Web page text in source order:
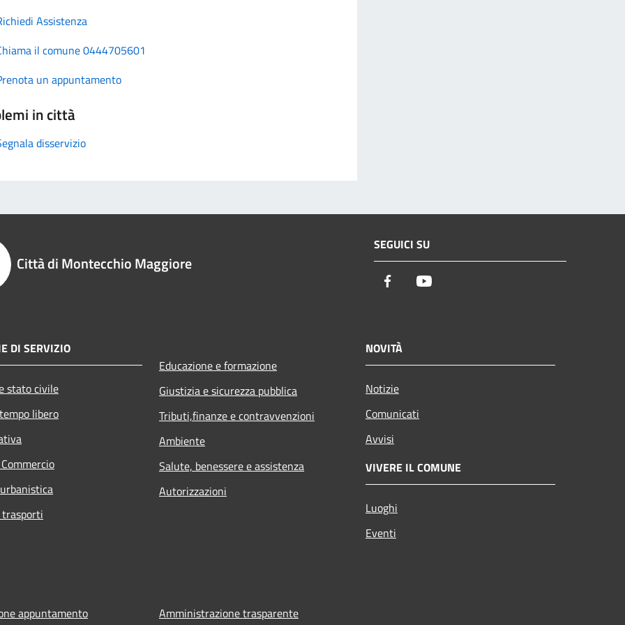
Assistenza
il comune 0444705601
un appuntamento
in città
disservizio
Città di Montecchio Maggiore
SEGUICI SU
Facebook
DI SERVIZIO
stato civile
libero
Educazione e formazione
Giustizia e sicurezza pubblica
Tributi,finanze e contravvenzioni
Ambiente
Salute, benessere e assistenza
Autorizzazioni
NOVITÀ
Notizie
Comunicati
Avvisi
VIVERE IL COMUNE
Luoghi
Eventi
appuntamento Amministrazione trasparente